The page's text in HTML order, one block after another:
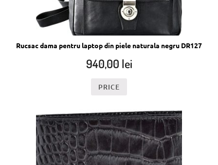
Rucsac dama pentru laptop din piele naturala negru DR127
940,00 lei
PRICE